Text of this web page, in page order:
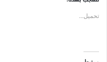
تحميل...